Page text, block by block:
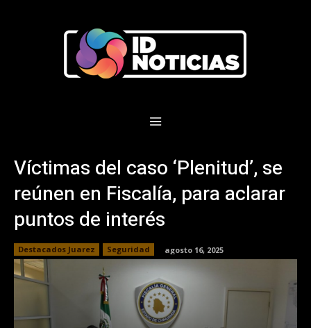
Víctimas del caso ‘Plenitud’, se
reúnen en Fiscalía, para aclarar
puntos de interés
Destacados Juarez Seguridad agosto 16, 2025